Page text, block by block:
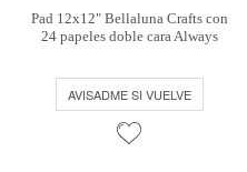
Pad 12x12" Bellaluna Crafts con
24 papeles doble cara Always
AVISADME SI VUELVE